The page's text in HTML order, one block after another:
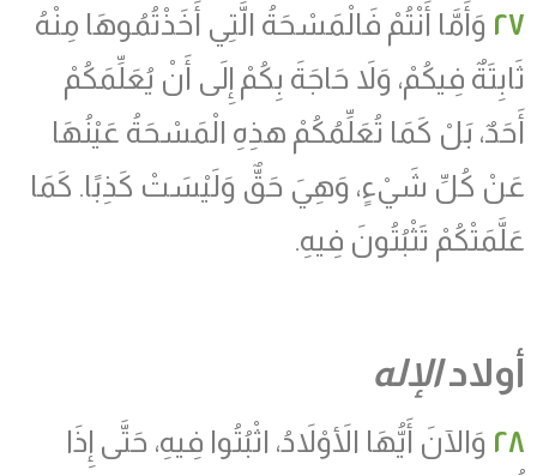
٢٧ وَأَمَّا أَنْتُمْ فَالْمَسْحَةُ الَّتِي أَخَذْتُمُوهَا مِنْهُ
ثَابِتَةٌ فِيكُمْ، وَلاَ حَاجَةَ بِكُمْ إِلَى أَنْ يُعَلِّمَكُمْ
أَحَدٌ، بَلْ كَمَا تُعَلِّمُكُمْ هذِهِ الْمَسْحَةُ عَيْنُهَا
عَنْ كُلِّ شَيْءٍ، وَهِيَ حَقٌّ وَلَيْسَتْ كَذِبًا. كَمَا
عَلَّمَتْكُمْ تَثْبُتُونَ فِيهِ.
أولادالإله
٢٨ وَالآنَ أَيُّهَا الأَوْلاَدُ، اثْبُتُوا فِيهِ، حَتَّى إِذَا